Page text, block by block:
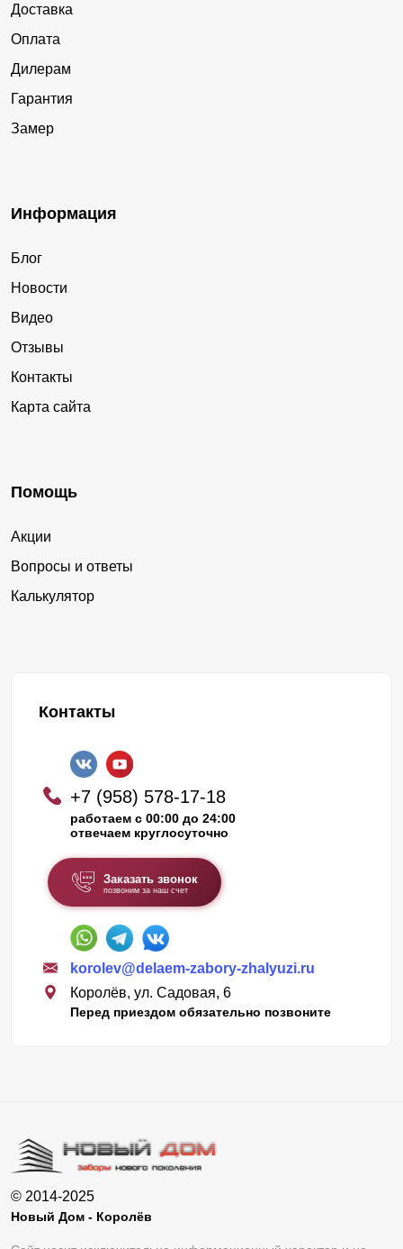
Доставка
Оплата
Дилерам
Гарантия
Замер
Информация
Блог
Новости
Видео
Отзывы
Контакты
Карта сайта
Помощь
Акции
Вопросы и ответы
Калькулятор
Контакты
+7 (958) 578-17-18
работаем с 00:00 до 24:00
отвечаем круглосуточно
Заказать звонок
позвоним за наш счет
korolev@delaem-zabory-zhalyuzi.ru
Королёв, ул. Садовая, 6
Перед приездом обязательно позвоните
© 2014-2025
Новый Дом - Королёв